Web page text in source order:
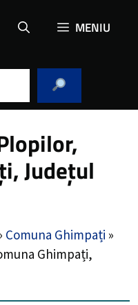
MENIU
Județul
Comuna Ghimpați »
Ghimpați,